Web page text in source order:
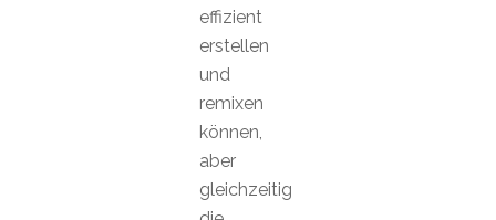
effizient
erstellen
und
remixen
können,
aber
gleichzeitig